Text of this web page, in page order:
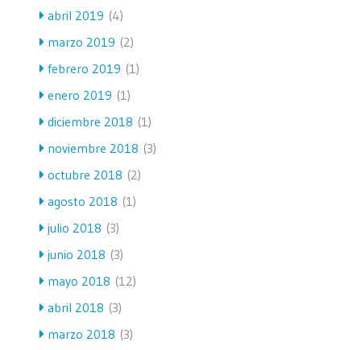
abril 2019 (4)
marzo 2019 (2)
febrero 2019 (1)
enero 2019 (1)
diciembre 2018 (1)
noviembre 2018 (3)
octubre 2018 (2)
agosto 2018 (1)
julio 2018 (3)
junio 2018 (3)
mayo 2018 (12)
abril 2018 (3)
marzo 2018 (3)